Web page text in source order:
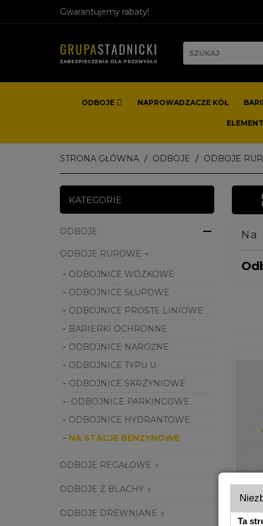
Gwarantujemy rabaty!
ODBOJE NAPROWADZACZE KÓŁ
STRONA GŁÓWNA ODBOJE ODBOJE
KATEGORIE
ODBOJE 
ODBOJE RUROWE 
ODBOJNICE WÓZKOWE
ODBOJNICE SŁUPOWE
ODBOJNICE PROSTE LINIOWE
BARIERKI OCHRONNE
ODBOJNICE NAROŻNE
ODBOJNICE TYPU U
ODBOJNICE SKRZYNIOWE
ODBOJNICE PARKINGOWE
ODBOJNICE HYDRANTOWE
NA STACJE BENZYNOWE
ODBOJE REGAŁOWE 
ODBOJE Z BLACHY 
ODBOJE DREWNIANE 
Na
Ta